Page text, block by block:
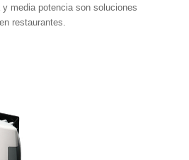
y media potencia son soluciones
restaurantes.